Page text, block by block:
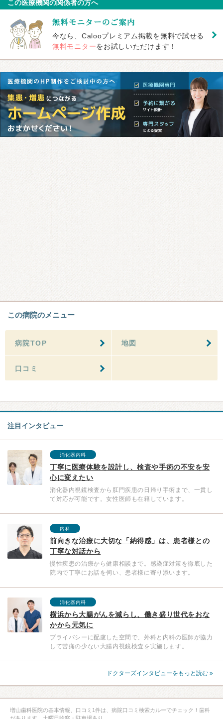
この医療機関の関係者の方へ
今なら、Calooプレミアム掲載を無料で試せる
無料モニターをお試しいただけます！
この病院のメニュー
病院TOP 地図
口コミ
注目インタビュー
消化器内科
丁寧に医療体験を設計し、検査や手術の不安を安
心に変えたい
消化器内視鏡検査から肛門疾患の日帰り手術まで、一貫し
て対応が可能です。女性医師も在籍しています。
内科
前向きな治療に大切な「納得感」は、患者様との
丁寧な対話から
慢性疾患の治療から健康相談まで。感染症対策を徹底した
院内で丁寧にお話を伺い、患者様に寄り添います。
消化器内科
横浜から大腸がんを減らし、働き盛り世代をおな
かから元気に
プライバシーに配慮した空間で、外科と内科の医師が協力
して苦痛の少ない大腸内視鏡検査を実施します。
ドクターズインタビューをもっと読む »
増山歯科医院の基本情報、口コミ1件は、病院口コミ検索カルーでチェック！歯科